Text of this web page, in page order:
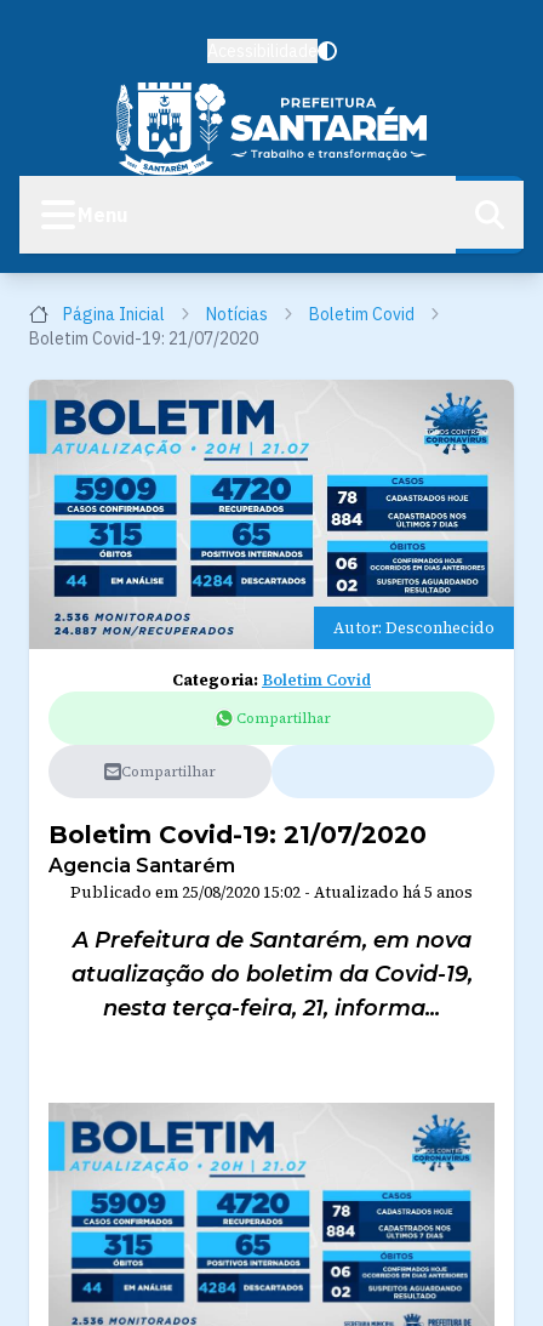
Página Inicial Notícias
Boletim Covid
Boletim Covid-19: 21/07/2020
Autor: Desconhecido
Categoria:Boletim Covid
Compartilhar
Compartilhar
Boletim Covid-19: 21/07/2020
Agencia Santarém
Publicado em 25/08/2020 15:02 - Atualizado há 5 anos
A Prefeitura de Santarém, em nova
atualização do boletim da Covid-19,
nesta terça-feira, 21, informa...